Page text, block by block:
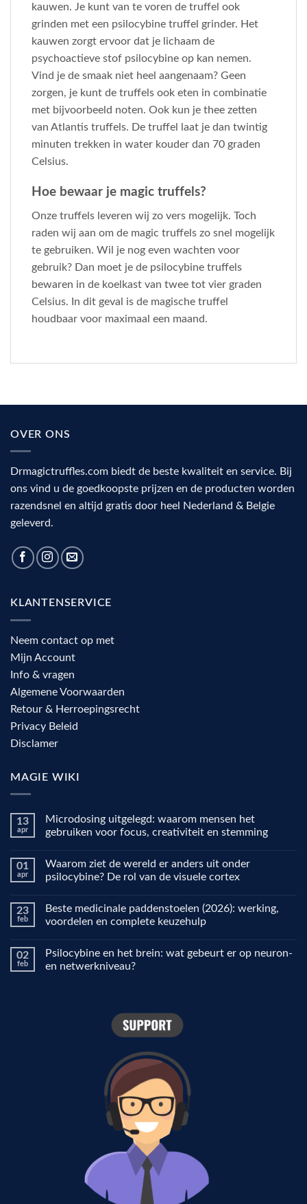
kauwen. Je kunt van te voren de truffel ook
grinden met een psilocybine truffel grinder. Het
kauwen zorgt ervoor dat je lichaam de
psychoactieve stof psilocybine op kan nemen.
Vind je de smaak niet heel aangenaam? Geen
zorgen, je kunt de truffels ook eten in combinatie
met bijvoorbeeld noten. Ook kun je thee zetten
van Atlantis truffels. De truffel laat je dan twintig
minuten trekken in water kouder dan 70 graden
Celsius.
Hoe bewaar je magic truffels?
Onze truffels leveren wij zo vers mogelijk. Toch
raden wij aan om de magic truffels zo snel mogelijk
te gebruiken. Wil je nog even wachten voor
gebruik? Dan moet je de psilocybine truffels
bewaren in de koelkast van twee tot vier graden
Celsius. In dit geval is de magische truffel
houdbaar voor maximaal een maand.
OVER ONS
Drmagictruffles.com biedt de beste kwaliteit en service. Bij
ons vind u de goedkoopste prijzen en de producten worden
razendsnel en altijd gratis door heel Nederland & Belgie
geleverd.
KLANTENSERVICE
Neem contact op met
Mijn Account
Info & vragen
Algemene Voorwaarden
Retour & Herroepingsrecht
Privacy Beleid
Disclamer
MAGIE WIKI
13
apr
Microdosing uitgelegd: waarom mensen het
gebruiken voor focus, creativiteit en stemming
op
Microdosing
uitgelegd:
het
gebruiken
voor
en
stemming
01
apr
Waarom ziet de wereld er anders uit onder
psilocybine? De rol van de visuele cortex
op
Waarom
ziet
er
anders
uit
23
feb
Beste medicinale paddenstoelen (2026): werking,
voordelen en complete keuzehulp
op
Beste
medicinale
02
feb
Psilocybine en het brein: wat gebeurt er op neuron-
en netwerkniveau?